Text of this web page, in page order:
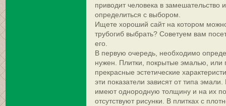
приводит человека в замешательство
определиться с выбором.
Ищете хороший сайт на котором
трубогиб выбрать? Советуем вам
его.
В первую очередь, необходимо
нужен. Плитки, покрытые эмалью, или
прекрасные эстетические
эти показатели зависят от типа
имеют однородную толщину и на их
отсутствуют рисунки. В плитках с